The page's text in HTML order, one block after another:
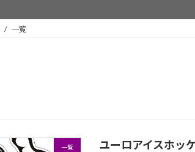
一覧
一覧
ユーロアイスホッ